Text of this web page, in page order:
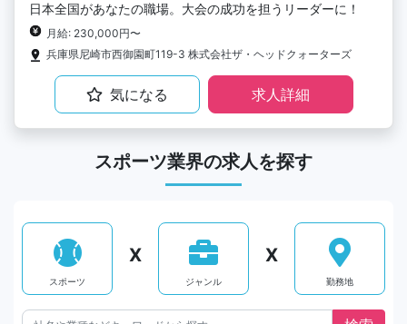
日本全国があなたの職場。大会の成功を担うリーダーに！
月給: 230,000円〜
兵庫県尼崎市西御園町119-3 株式会社ザ・ヘッドクォーターズ
気になる 求人詳細
スポーツ業界の求人を探す
スポーツ
X
ジャンル
X
勤務地